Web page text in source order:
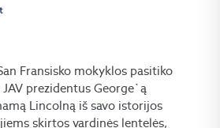
Fransisko mokyklos pasitiko
prezidentus George`ą
Lincolną iš savo istorijos
skirtos vardinės lentelės,